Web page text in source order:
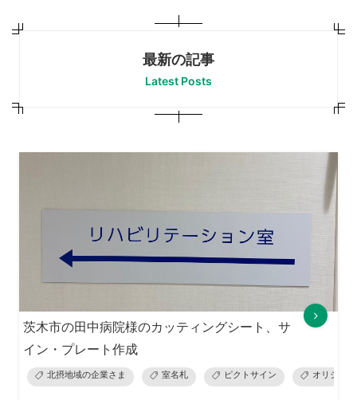
最新の記事
Latest Posts
茨木市の田中病院様のカッティングシート、サ
イン・プレート作成
北摂地域の企業さま 室名札 ピクトサイン オリジナ